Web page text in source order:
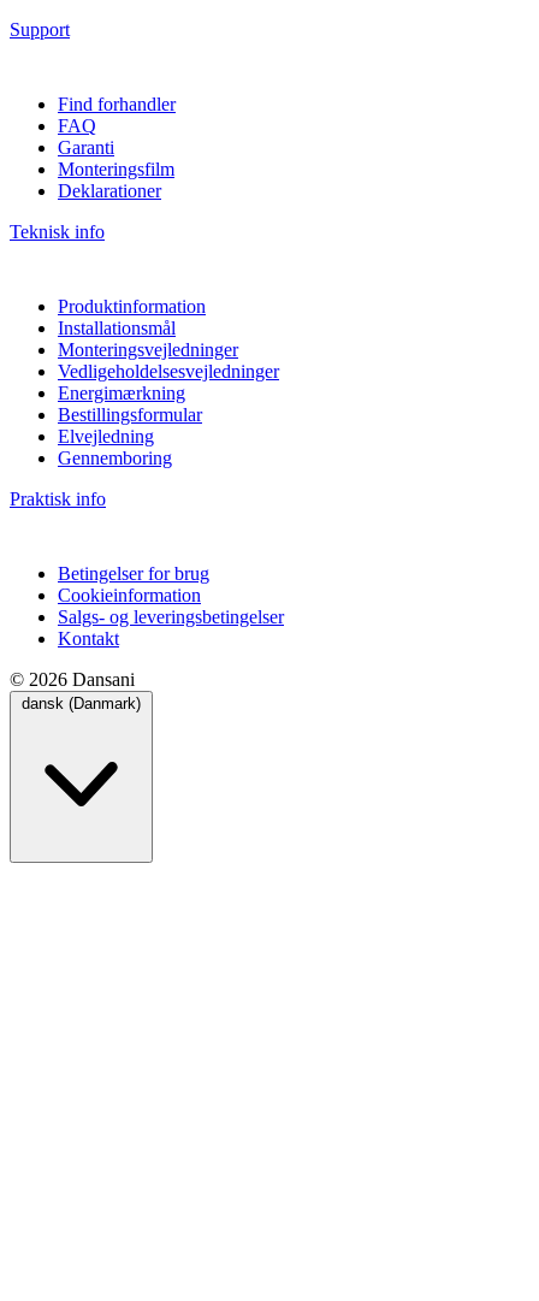
Support
Find forhandler
FAQ
Garanti
Monteringsfilm
Deklarationer
Teknisk info
Produktinformation
Installationsmål
Monteringsvejledninger
Vedligeholdelsesvejledninger
Energimærkning
Bestillingsformular
Elvejledning
Gennemboring
Praktisk info
Betingelser for brug
Cookieinformation
Salgs- og leveringsbetingelser
Kontakt
© 2026 Dansani
dansk (Danmark)